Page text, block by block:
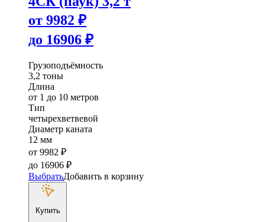
от 9982 ₽
до 16906 ₽
Грузоподъёмность
3,2 тоны
Длина
от 1 до 10 метров
Тип
четырехветвевой
Диаметр каната
12 мм
от 9982 ₽
до 16906 ₽
ВыбратьДобавить в корзину
Купить